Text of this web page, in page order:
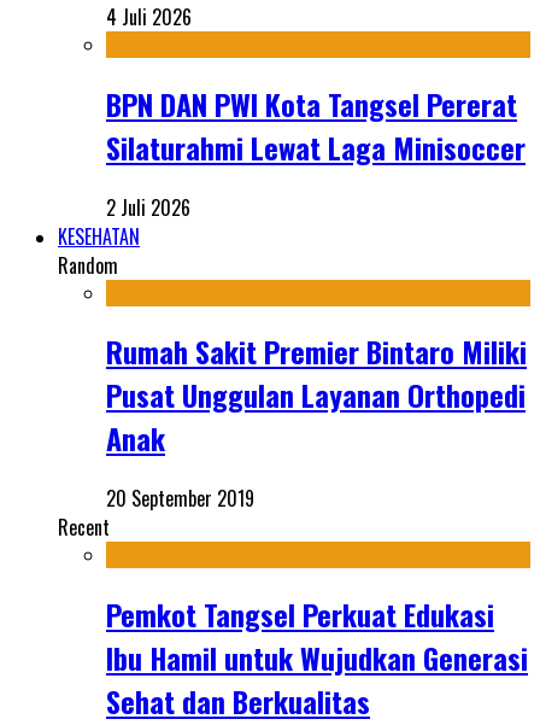
4 Juli 2026
BPN DAN PWI Kota Tangsel Pererat
Silaturahmi Lewat Laga Minisoccer
2 Juli 2026
KESEHATAN
Random
Rumah Sakit Premier Bintaro Miliki
Pusat Unggulan Layanan Orthopedi
Anak
20 September 2019
Recent
Pemkot Tangsel Perkuat Edukasi
Ibu Hamil untuk Wujudkan Generasi
Sehat dan Berkualitas